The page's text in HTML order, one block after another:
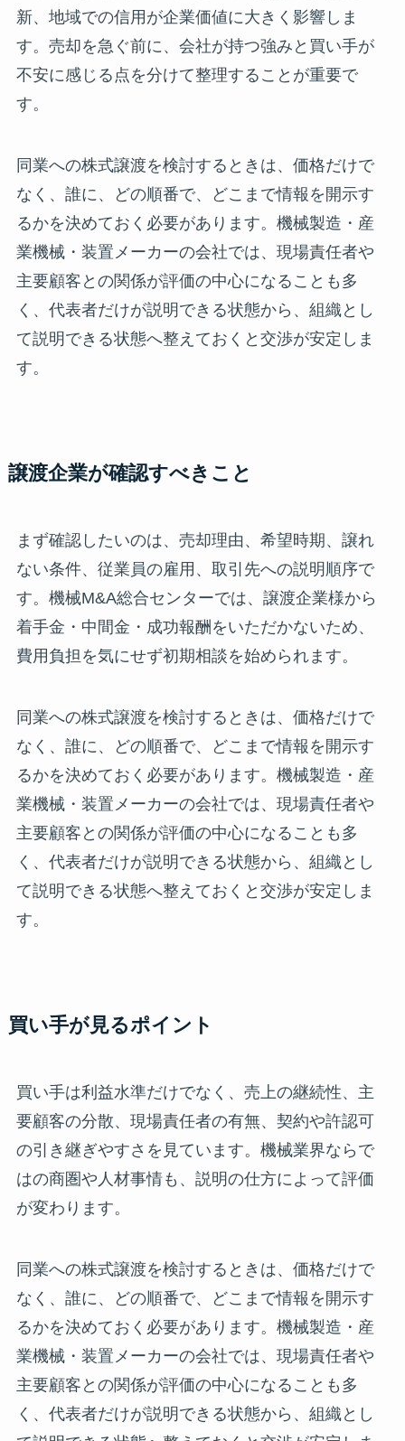
新、地域での信用が企業価値に大きく影響しま
す。売却を急ぐ前に、会社が持つ強みと買い手が
不安に感じる点を分けて整理することが重要で
す。
同業への株式譲渡を検討するときは、価格だけで
なく、誰に、どの順番で、どこまで情報を開示す
るかを決めておく必要があります。機械製造・産
業機械・装置メーカーの会社では、現場責任者や
主要顧客との関係が評価の中心になることも多
く、代表者だけが説明できる状態から、組織とし
て説明できる状態へ整えておくと交渉が安定しま
す。
譲渡企業が確認すべきこと
まず確認したいのは、売却理由、希望時期、譲れ
ない条件、従業員の雇用、取引先への説明順序で
す。機械M&A総合センターでは、譲渡企業様から
着手金・中間金・成功報酬をいただかないため、
費用負担を気にせず初期相談を始められます。
同業への株式譲渡を検討するときは、価格だけで
なく、誰に、どの順番で、どこまで情報を開示す
るかを決めておく必要があります。機械製造・産
業機械・装置メーカーの会社では、現場責任者や
主要顧客との関係が評価の中心になることも多
く、代表者だけが説明できる状態から、組織とし
て説明できる状態へ整えておくと交渉が安定しま
す。
買い手が見るポイント
買い手は利益水準だけでなく、売上の継続性、主
要顧客の分散、現場責任者の有無、契約や許認可
の引き継ぎやすさを見ています。機械業界ならで
はの商圏や人材事情も、説明の仕方によって評価
が変わります。
同業への株式譲渡を検討するときは、価格だけで
なく、誰に、どの順番で、どこまで情報を開示す
るかを決めておく必要があります。機械製造・産
業機械・装置メーカーの会社では、現場責任者や
主要顧客との関係が評価の中心になることも多
く、代表者だけが説明できる状態から、組織とし